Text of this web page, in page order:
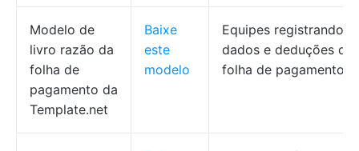
Modelo de
livro razão da
folha de
pagamento da
Template.net
Baixe
este
modelo
Equipes registrando
dados e deduções da
folha de pagamento